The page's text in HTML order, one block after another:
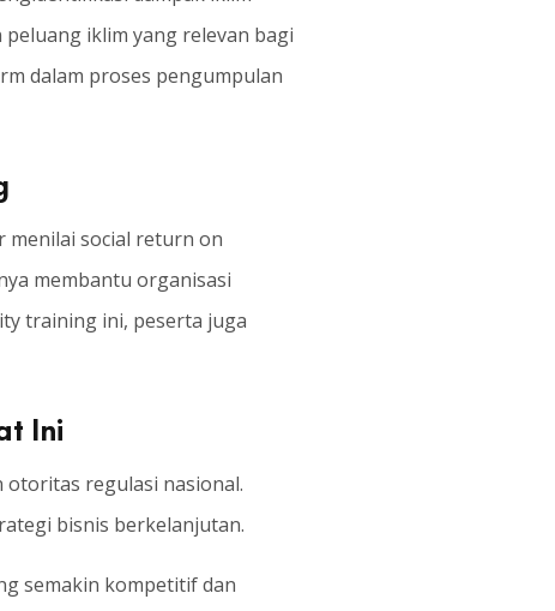
iklim yang relevan bagi
dalam proses pengumpulan
menilai social return on
membantu organisasi
training ini, peserta juga
Ini
otoritas regulasi nasional.
bisnis berkelanjutan.
semakin kompetitif dan